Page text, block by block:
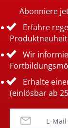
Abonniere
Erfahre
Wir
Erhalte
(einlösbar ab